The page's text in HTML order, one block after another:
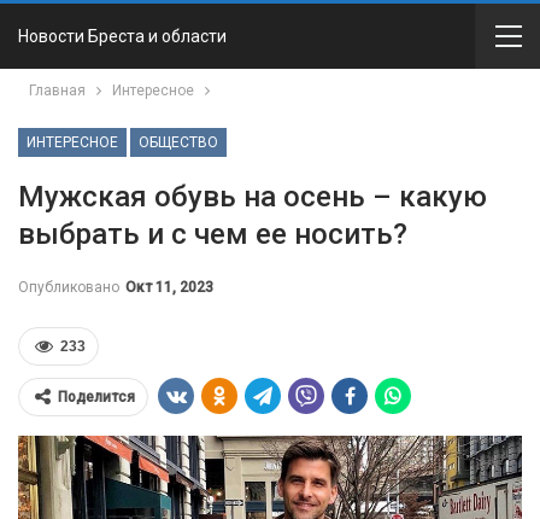
Новости Бреста и области
Главная Интересное
ИНТЕРЕСНОЕ ОБЩЕСТВО
Мужская обувь на осень – какую
выбрать и с чем ее носить?
Опубликовано Окт 11, 2023
233
Поделится